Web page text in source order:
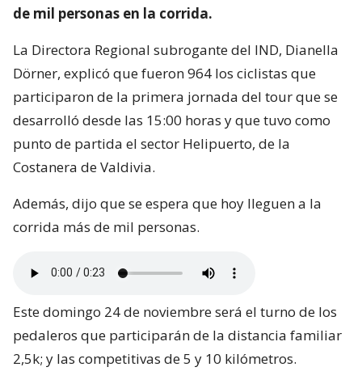
de mil personas en la corrida.
La Directora Regional subrogante del IND, Dianella
Dörner, explicó que fueron 964 los ciclistas que
participaron de la primera jornada del tour que se
desarrolló desde las 15:00 horas y que tuvo como
punto de partida el sector Helipuerto, de la
Costanera de Valdivia.
Además, dijo que se espera que hoy lleguen a la
corrida más de mil personas.
Este domingo 24 de noviembre será el turno de los
pedaleros que participarán de la distancia familiar
2,5k; y las competitivas de 5 y 10 kilómetros.